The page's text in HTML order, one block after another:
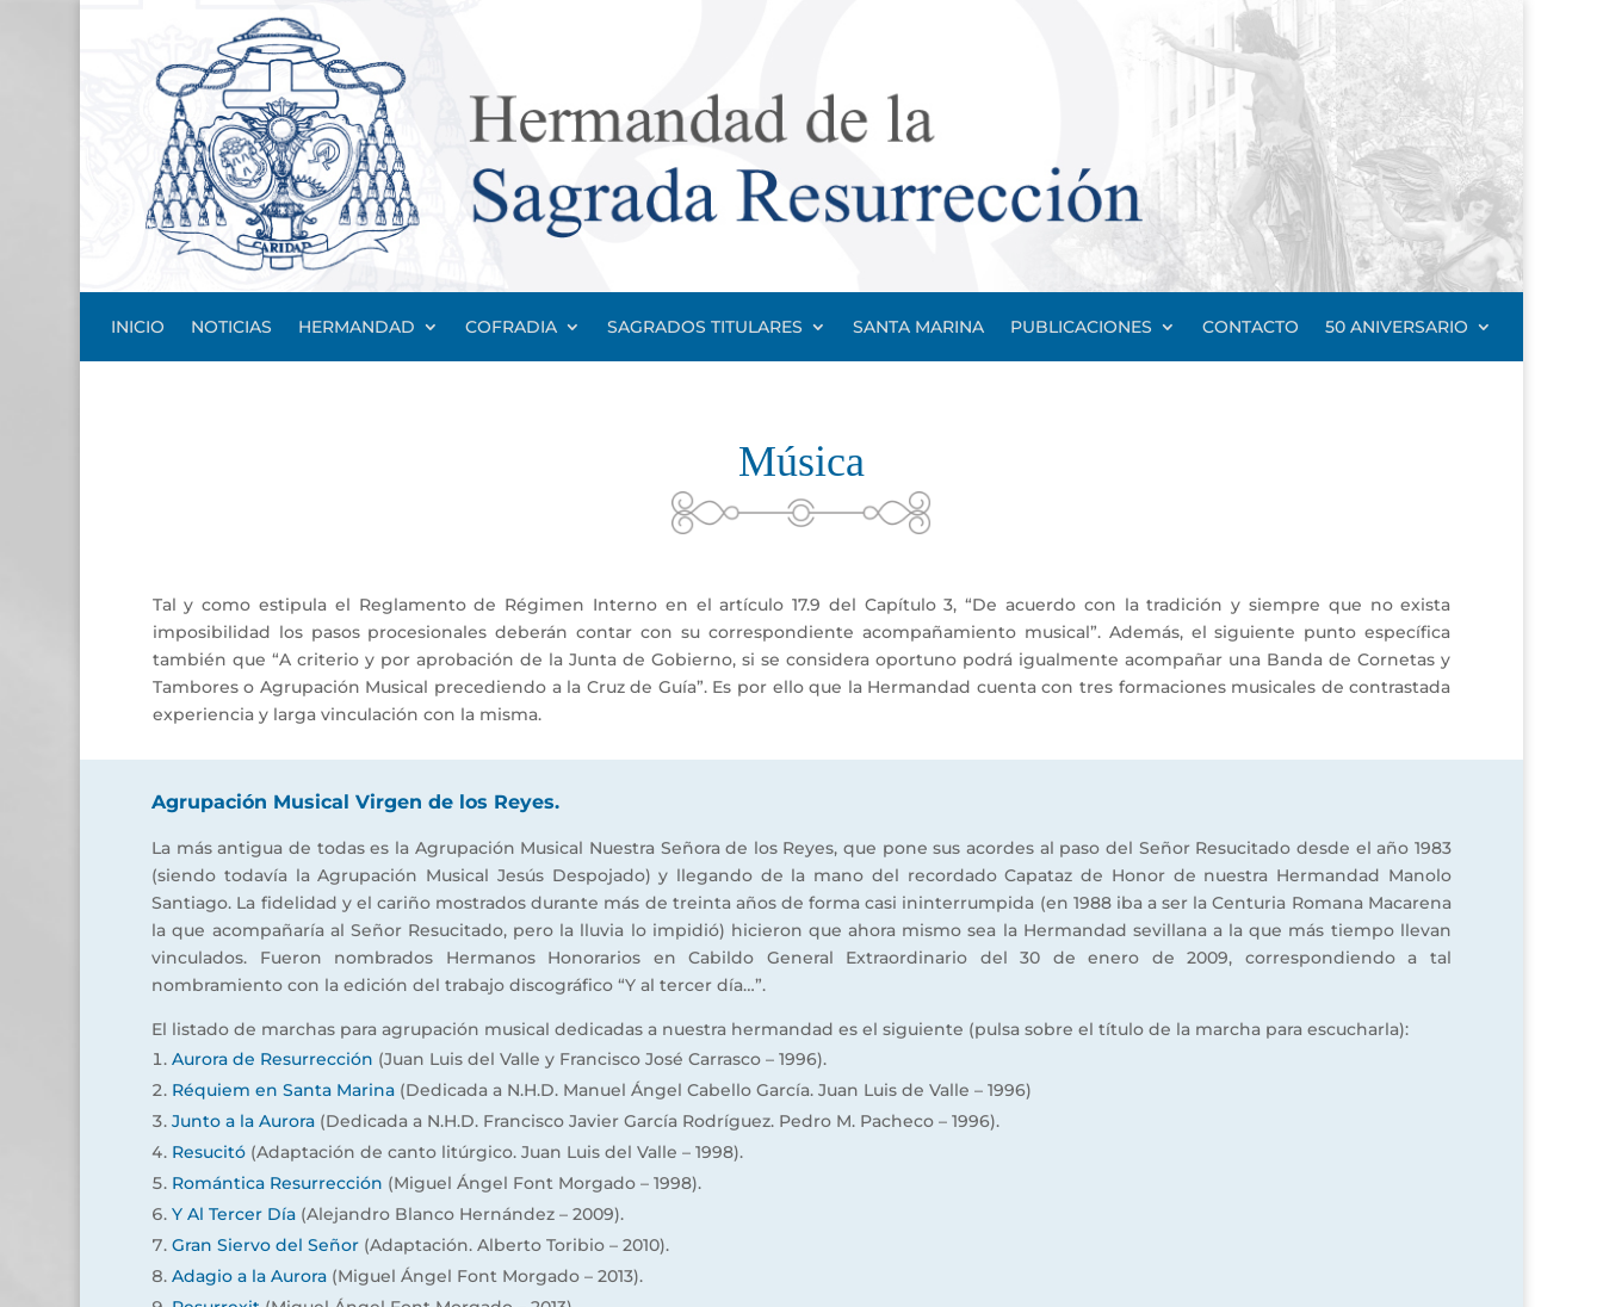
INICIO NOTICIAS HERMANDAD COFRADIA SAGRADOS TITULARES SANTA MARINA PUBLICACIONES CONTACTO 50 ANIVERSARIO
Música
Tal y como estipula el Reglamento de Régimen Interno en el artículo 17.9 del Capítulo 3, “De acuerdo con la tradición y siempre que no exista
imposibilidad los pasos procesionales deberán contar con su correspondiente acompañamiento musical”. Además, el siguiente punto específica
también que “A criterio y por aprobación de la Junta de Gobierno, si se considera oportuno podrá igualmente acompañar una Banda de Cornetas y
Tambores o Agrupación Musical precediendo a la Cruz de Guía”. Es por ello que la Hermandad cuenta con tres formaciones musicales de contrastada
experiencia y larga vinculación con la misma.
Agrupación Musical Virgen de los Reyes.
La más antigua de todas es la Agrupación Musical Nuestra Señora de los Reyes, que pone sus acordes al paso del Señor Resucitado desde el año 1983
(siendo todavía la Agrupación Musical Jesús Despojado) y llegando de la mano del recordado Capataz de Honor de nuestra Hermandad Manolo
Santiago. La fidelidad y el cariño mostrados durante más de treinta años de forma casi ininterrumpida (en 1988 iba a ser la Centuria Romana Macarena
la que acompañaría al Señor Resucitado, pero la lluvia lo impidió) hicieron que ahora mismo sea la Hermandad sevillana a la que más tiempo llevan
vinculados. Fueron nombrados Hermanos Honorarios en Cabildo General Extraordinario del 30 de enero de 2009, correspondiendo a tal
nombramiento con la edición del trabajo discográfico “Y al tercer día…”.
El listado de marchas para agrupación musical dedicadas a nuestra hermandad es el siguiente (pulsa sobre el título de la marcha para escucharla):
Aurora de Resurrección (Juan Luis del Valle y Francisco José Carrasco – 1996).
Réquiem en Santa Marina (Dedicada a N.H.D. Manuel Ángel Cabello García. Juan Luis de Valle – 1996)
Junto a la Aurora (Dedicada a N.H.D. Francisco Javier García Rodríguez. Pedro M. Pacheco – 1996).
Resucitó (Adaptación de canto litúrgico. Juan Luis del Valle – 1998).
Romántica Resurrección (Miguel Ángel Font Morgado – 1998).
Y Al Tercer Día (Alejandro Blanco Hernández – 2009).
Gran Siervo del Señor (Adaptación. Alberto Toribio – 2010).
Adagio a la Aurora (Miguel Ángel Font Morgado – 2013).